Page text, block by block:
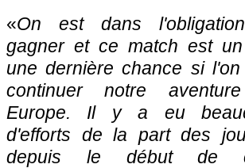
«On est dans
gagner et ce match est
une dernière chance si
continuer notre
Europe. Il y a eu
d'efforts de la part des
depuis le début de